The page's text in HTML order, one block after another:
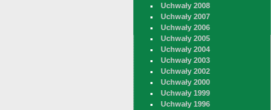
Uchwały 2008
Uchwały 2007
Uchwały 2006
Uchwały 2005
Uchwały 2004
Uchwały 2003
Uchwały 2002
Uchwały 2000
Uchwały 1999
Uchwały 1996